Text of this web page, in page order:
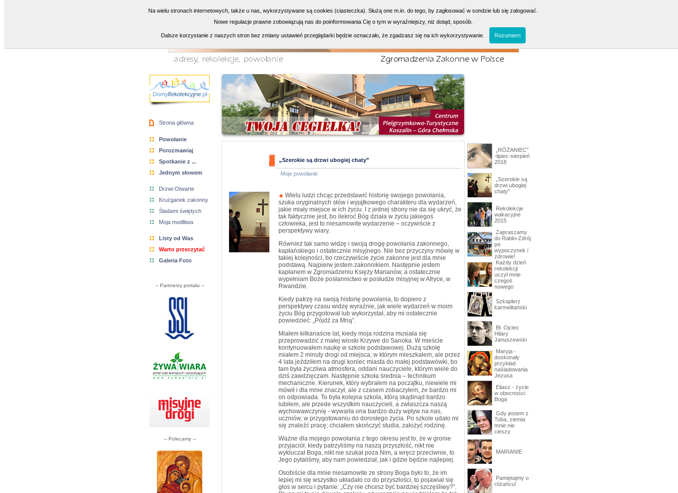
Strona główna
Powołanie
Porozmawiaj
Spotkanie z ...
Jednym słowem
Drzwi Otwarte
Krużganek zakonny
Śladami świętych
Moja modlitwa
Listy od Was
Warto przeczytać
Galeria Foto
-- Partnerzy portalu --
-- Polecamy --
„Szerokie są drzwi ubogiej chaty”
Moje powołanie
Wielu ludzi chcąc przedstawić historię swojego powołania,
szuka oryginalnych słów i wyjątkowego charakteru dla wydarzeń,
jakie miały miejsce w ich życiu. I z jednej strony nie da się ukryć, że
tak faktycznie jest, bo ilekroć Bóg działa w życiu jakiegoś
człowieka, jest to niesamowite wydarzenie – oczywiście z
perspektywy wiary.
Również tak samo widzę i swoją drogę powołania zakonnego,
kapłańskiego i ostatecznie misyjnego. Nie bez przyczyny mówię w
takiej kolejności, bo rzeczywiście życie zakonne jest dla mnie
podstawą. Najpierw jestem zakonnikiem. Następnie jestem
kapłanem w Zgromadzeniu Księży Marianów, a ostatecznie
wypełniam Boże posłannictwo w posłudze misyjnej w Afryce, w
Rwandzie.
Kiedy patrzę na swoją historię powołania, to dopiero z
perspektywy czasu widzę wyraźnie, jak wiele wydarzeń w moim
życiu Bóg przygotował lub wykorzystał, aby mi ostatecznie
powiedzieć: „Pójdź za Mną”.
Miałem kilkanaście lat, kiedy moja rodzina musiała się
przeprowadzić z małej wioski Krzywe do Sanoka. W mieście
kontynuowałem naukę w szkole podstawowej. Dużą szkołę
miałem 2 minuty drogi od miejsca, w którym mieszkałem, ale przez
4 lata jeździłem na drugi koniec miasta do małej podstawówki, bo
tam była życzliwa atmosfera, oddani nauczyciele, którym wiele do
dziś zawdzięczam. Następnie szkoła średnia – technikum
mechaniczne. Kierunek, który wybrałem na początku, niewiele mi
mówił i dla mnie znaczył, ale z czasem zobaczyłem, że bardzo mi
on odpowiada. To była kolejna szkoła, którą skądinąd bardzo
lubiłem, ale przede wszystkim nauczycieli, a zwłaszcza naszą
wychowawczynię - wywarła ona bardzo duży wpływ na nas,
uczniów, w przygotowaniu do dorosłego życia. Po szkole udało mi
się znaleźć pracę; chciałem skończyć studia, założyć rodzinę.
Ważne dla mojego powołania z tego okresu jest to, że w gronie
przyjaciół, kiedy patrzyliśmy na naszą przyszłość, nikt nie
wykluczał Boga, nikt nie szukał poza Nim, a wręcz przeciwnie, to
Jego pytaliśmy, aby nam powiedział, jak i gdzie będzie najlepiej.
Osobiście dla mnie niesamowite ze strony Boga było to, że im
lepiej mi się wszystko układało co do przyszłości, to pojawiał się
głos w sercu i pytanie: „Czy nie chcesz być bardziej szczęśliwy?”.
„RÓŻANIEC”
-lipiec-sierpień
2018
„Szerokie są
drzwi ubogiej
chaty”
Rekolekcje
wakacyjne
2015
Zapraszamy
do Rabki-Zdrój
po
wypoczynek i
zdrowie!
Każdy dzień
rekolekcji
uczył mnie
czegoś
nowego
Szkaplerz
karmelitański
Bł. Ojciec
Hilary
Januszewski
Maryja -
doskonały
przykład
naśladowania
Jezusa
Eliasz - życie
w obecności
Boga
Gdy jestem z
Toba, ziemia
mnie nie
cieszy
MARIANIE
Pamiętajmy o
różańcu!
Na wielu stronach internetowych, także u nas, wykorzystywane są cookies (ciasteczka). Służą one m.in. do tego, by zagłosować w sondzie lub się zalogować.
Nowe regulacje prawne zobowiązują nas do poinformowania Cię o tym w wyraźniejszy, niż dotąd, sposób.
Dalsze korzystanie z naszych stron bez zmiany ustawień przeglądarki będzie oznaczało, że zgadzasz się na ich wykorzystywanie. Rozumiem